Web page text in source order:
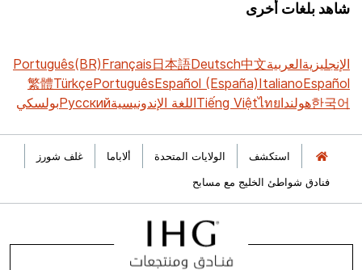
شاهد بلغات أخرى
الإنجليزيةالعربية中文
Deutsch
日本語
Français
Português(BR)
Español
Italiano
Español (España)
Português
Türkçe
繁體
한국어هولنداไทย
Tiếng Việtاللغة الإندونيسيةРусскийبولسكي
استكشف الولايات المتحدة ألاباما
غلف شورز
فنادق شواطئ الخليج مع مسابح